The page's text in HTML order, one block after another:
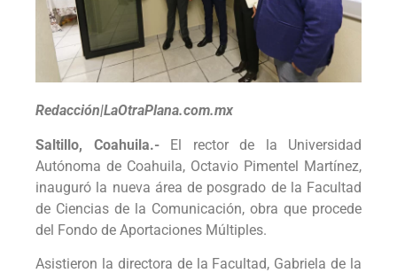
Redacción|LaOtraPlana.com.mx
Saltillo, Coahuila.- El rector de la Universidad
Autónoma de Coahuila, Octavio Pimentel Martínez,
inauguró la nueva área de posgrado de la Facultad
de Ciencias de la Comunicación, obra que procede
del Fondo de Aportaciones Múltiples.
Asistieron la directora de la Facultad, Gabriela de la